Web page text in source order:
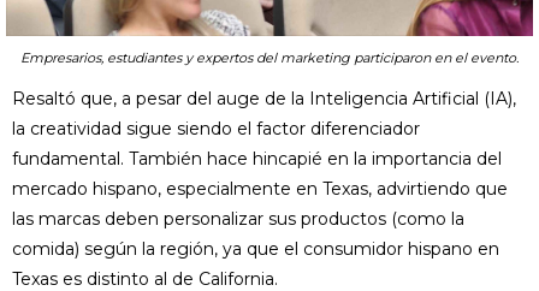
Empresarios, estudiantes y expertos del marketing participaron en el evento.
Resaltó que, a pesar del auge de la Inteligencia Artificial (IA),
la creatividad sigue siendo el factor diferenciador
fundamental. También hace hincapié en la importancia del
mercado hispano, especialmente en Texas, advirtiendo que
las marcas deben personalizar sus productos (como la
comida) según la región, ya que el consumidor hispano en
Texas es distinto al de California.